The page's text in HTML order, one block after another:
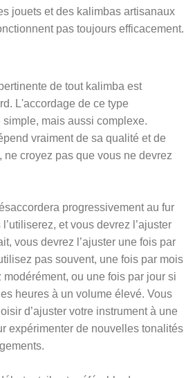
jouets et des kalimbas artisanaux
pas toujours efficacement.
de tout kalimba est
L'accordage de ce type
mais aussi complexe.
vraiment de sa qualité et de
ne croyez pas que vous ne devrez
progressivement au fur
et vous devrez l’ajuster
vous devrez l’ajuster une fois par
pas souvent, une fois par mois
modérément, ou une fois par jour si
heures à un volume élevé. Vous
d’ajuster votre instrument à une
expérimenter de nouvelles tonalités